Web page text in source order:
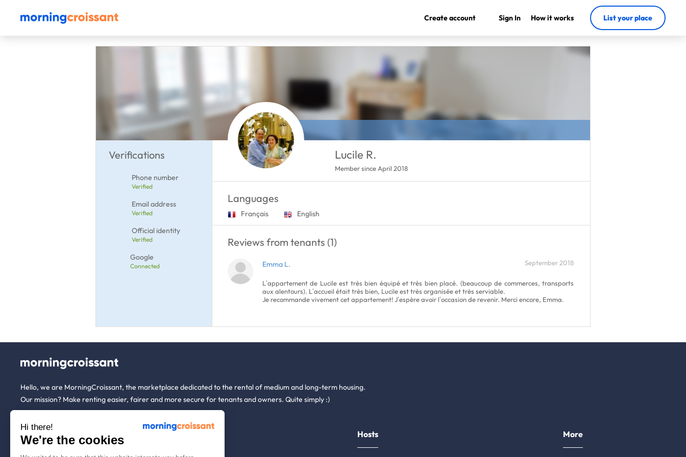
Create account Sign In How it works List your place
Verifications
Phone number
Verified
Email address
Verified
Official identity
Verified
Google
Connected
Lucile R.
Member since April 2018
Languages
Français English
Reviews from tenants (1)
Emma L. September 2018
L’appartement de Lucile est très bien équipé et très bien placé. (beaucoup de commerces, transports
aux alentours). L’accueil était très bien, Lucile est très organisée et très serviable.
Je recommande vivement cet appartement! J’espère avoir l’occasion de revenir. Merci encore, Emma.
Hello, we are MorningCroissant, the marketplace dedicated to the rental of medium and long-term housing.
Our mission? Make renting easier, fairer and more secure for tenants and owners. Quite simply :)
About us Tenants Hosts More
Hi there!
We're the cookies